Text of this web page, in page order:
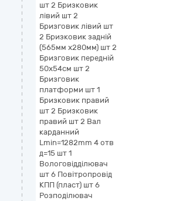
шт 2 Бризковик
лівий шт 2
Бризговик лівий шт
2 Бризковик задній
(565мм х280мм) шт 2
Бризговик передній
50х54см шт 2
Бризговик
платформи шт 1
Бризковик правий
шт 2 Бризковик
правий шт 2 Вал
карданний
Lmin=1282mm 4 отв
д=15 шт 1
Вологовідділювач
шт 6 Повітропровід
КПП (пласт) шт 6
Розподілювач